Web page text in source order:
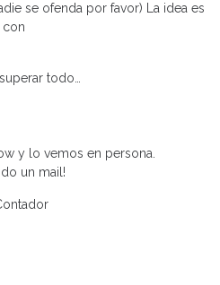
se ofenda por favor) La idea es
con
todo…
y lo vemos en persona.
un mail!